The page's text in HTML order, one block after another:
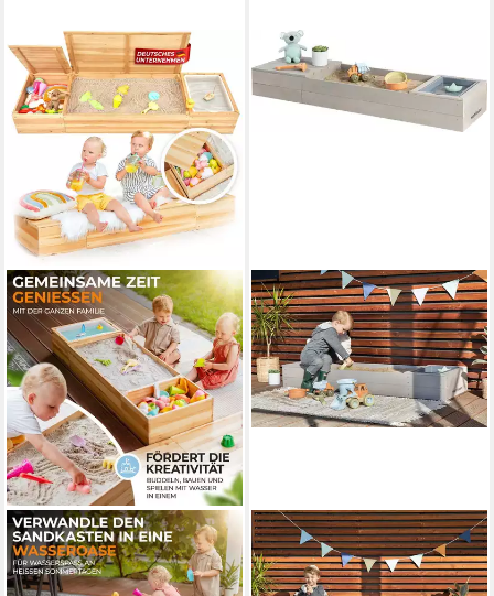
SCHRIMA
Sandkasten 4 in 1 Sandkasten
aus Massivholz - mit
MUDDY BUDDY®
Sandkasten Space Saver,
warmgrau